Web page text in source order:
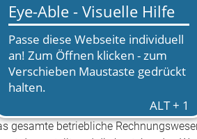
Rechnungswesen
Kostenrechnung, Controlling
aus dem Bereich des
gesamte betriebliche